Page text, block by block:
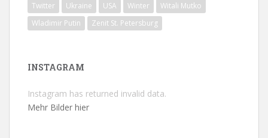
Twitter
Ukraine USA Winter
Witali Mutko
Wladimir Putin
Zenit St. Petersburg
INSTAGRAM
Instagram has returned invalid data.
Mehr Bilder hier